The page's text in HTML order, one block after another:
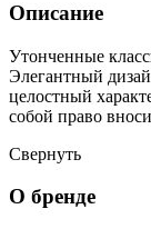
Описание
Утонченные
Элегантный
целостный
собой право
Свернуть
О бренде